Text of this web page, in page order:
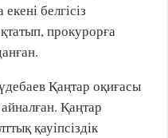
белгісіз
прокурорға
Қаңтар оқиғасы
Қаңтар
қауіпсіздік